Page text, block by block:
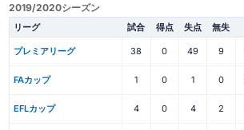
2019/2020シーズン
リーグ 試合 得点 失点 無失
プレミアリーグ 38 0 49 9
FAカップ 1 0 1 0
EFLカップ 4 0 4 2